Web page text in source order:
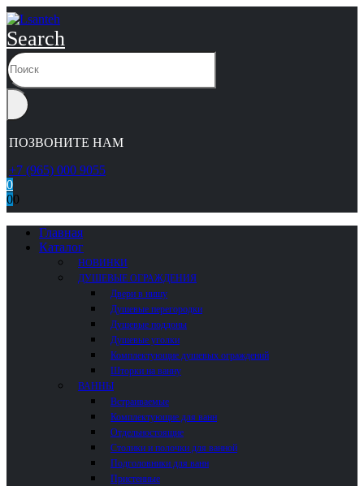
Search
ПОЗВОНИТЕ НАМ
+7 (965) 000 9055
0
00
Главная
Каталог
НОВИНКИ
ДУШЕВЫЕ ОГРАЖДЕНИЯ
Двери в нишу
Душевые перегородки
Душевые поддоны
Душевые уголки
Комплектующие душевых ограждений
Шторки на ванну
ВАННЫ
Встраиваемые
Комплектующие для ванн
Отдельностоящие
Столики и полочки для ванной
Подголовники для ванн
Пристенные